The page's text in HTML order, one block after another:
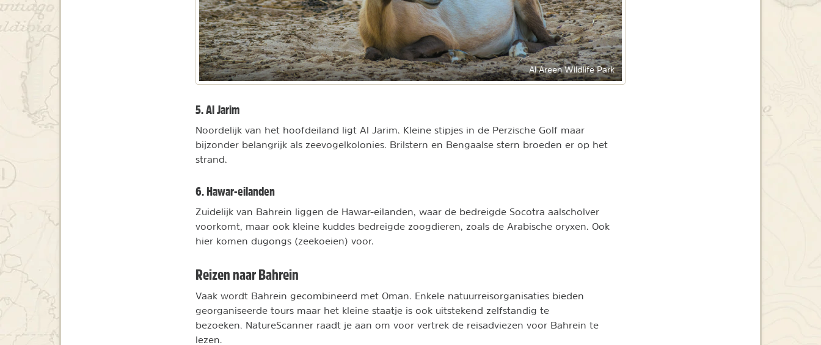
Al Areen Wildlife Park
5. Al Jarim
Noordelijk van het hoofdeiland ligt Al Jarim. Kleine stipjes in de Perzische Golf maar
bijzonder belangrijk als zeevogelkolonies. Brilstern en Bengaalse stern broeden er op het
strand.
6. Hawar-eilanden
Zuidelijk van Bahrein liggen de Hawar-eilanden, waar de bedreigde Socotra aalscholver
voorkomt, maar ook kleine kuddes bedreigde zoogdieren, zoals de Arabische oryxen. Ook
hier komen dugongs (zeekoeien) voor.
Reizen naar Bahrein
Vaak wordt Bahrein gecombineerd met Oman. Enkele natuurreisorganisaties bieden
georganiseerde tours maar het kleine staatje is ook uitstekend zelfstandig te
bezoeken. NatureScanner raadt je aan om voor vertrek de reisadviezen voor Bahrein te
lezen.